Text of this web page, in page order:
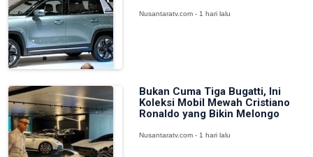
Nusantaratv.com - 1 hari lalu
Bukan Cuma Tiga Bugatti, Ini
Koleksi Mobil Mewah Cristiano
Ronaldo yang Bikin Melongo
Nusantaratv.com - 1 hari lalu